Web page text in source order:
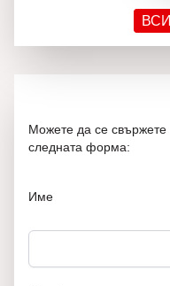
Можете да се свържете
следната форма:
Име